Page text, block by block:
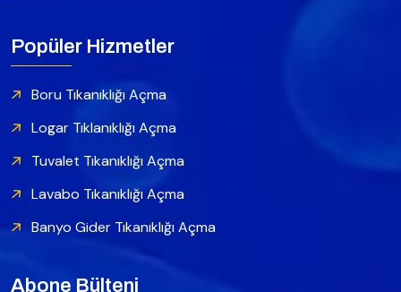
Popüler Hizmetler
Boru Tıkanıklığı Açma
Logar Tıklanıklığı Açma
Tuvalet Tıkanıklığı Açma
Lavabo Tıkanıklığı Açma
Banyo Gider Tıkanıklığı Açma
Abone Bülteni